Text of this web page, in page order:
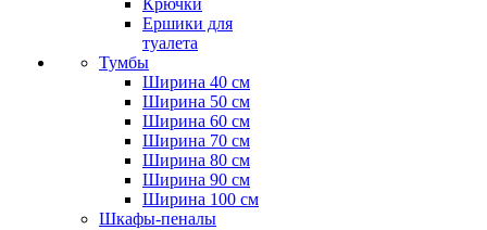
Крючки
Ершики для
туалета
Тумбы
Ширина 40 см
Ширина 50 см
Ширина 60 см
Ширина 70 см
Ширина 80 см
Ширина 90 см
Ширина 100 см
Шкафы-пеналы